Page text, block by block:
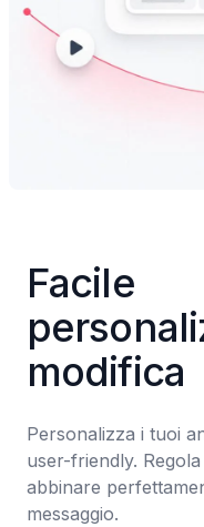
Facile
modifica
Personalizza i tuoi
user-friendly.
abbinare
messaggio.